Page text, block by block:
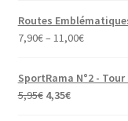
Routes
7,90€– 11,00€
SportRama N°2 -
5,95€ Le
4,35€Le